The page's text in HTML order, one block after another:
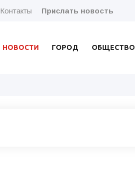
Контакты Прислать новость
НОВОСТИ ГОРОД ОБЩЕСТВО